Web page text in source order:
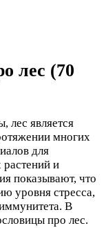
лес (70
лес является
многих
для
растений и
показывают, что
уровня стресса,
В
про лес.